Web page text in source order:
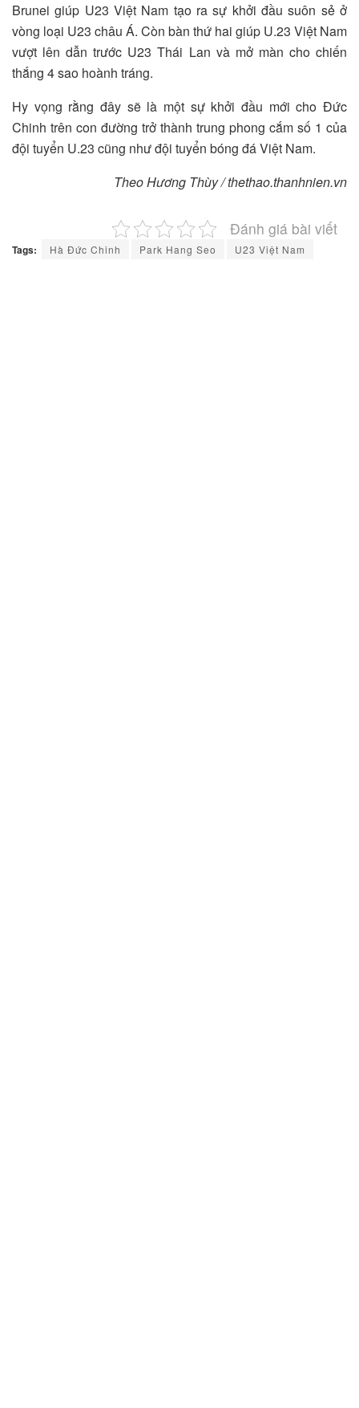
Brunei giúp U23 Việt Nam tạo ra sự khởi đầu suôn sẻ ở
vòng loại U23 châu Á. Còn bàn thứ hai giúp U.23 Việt Nam
vượt lên dẫn trước U23 Thái Lan và mở màn cho chiến
thắng 4 sao hoành tráng.
Hy vọng rằng đây sẽ là một sự khởi đầu mới cho Đức
Chinh trên con đường trở thành trung phong cắm số 1 của
đội tuyển U.23 cũng như đội tuyển bóng đá Việt Nam.
Theo Hương Thùy / thethao.thanhnien.vn
Đánh giá bài viết
Tags: Hà Đức Chinh Park Hang Seo U23 Việt Nam